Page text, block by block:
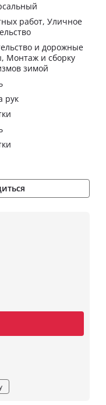
работ, Уличное
и дорожные
Монтаж и сборку
зимой
рук